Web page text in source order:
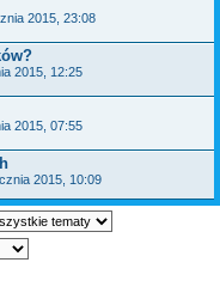
2015, 23:08
2015, 12:25
2015, 07:55
2015, 10:09